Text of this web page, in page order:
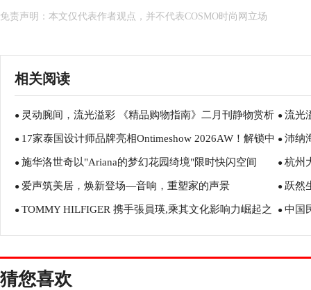
免责声明：本文仅代表作者观点，并不代表COSMO时尚网立场
相关阅读
● 灵动腕间，流光溢彩 《精品购物指南》二月刊静物赏析 ● 流光
● 17家泰国设计师品牌亮相Ontimeshow 2026AW！解锁中
泰时尚交流新图景
● 沛纳
迎来
● 施华洛世奇以"Ariana的梦幻花园绮境"限时快闪空间
"晶"彩呈现全新联名胶囊系列
● 杭州
● 爱声筑美居，焕新登场—音响，重塑家的声景 ● 跃然
● TOMMY HILFIGER 携手張員瑛,乘其文化影响力崛起之
势,宣布其出演TOMMY JEANS 2026春季广告大片
● 中国
以服装
猜您喜欢